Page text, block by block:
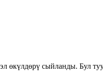
өкүлдөрү сыйланды. Бул